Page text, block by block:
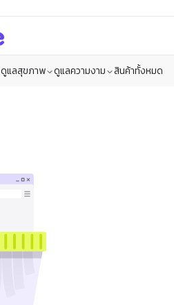
ดูแลสุขภาพ ดูแลความงาม สินค้าทั้งหมด